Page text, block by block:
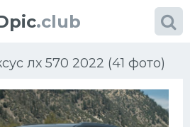
.club
лх 570 2022 (41 фото)